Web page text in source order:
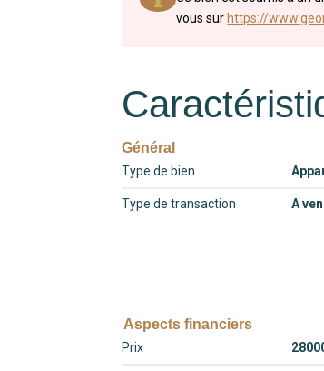
vous sur https://
Général
Type de bien
Type de transaction A
Aspects financiers
Prix